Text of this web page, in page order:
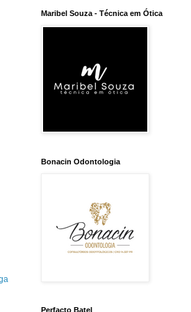
Maribel Souza - Técnica em Ótica
Bonacin Odontologia
Perfacto Batel